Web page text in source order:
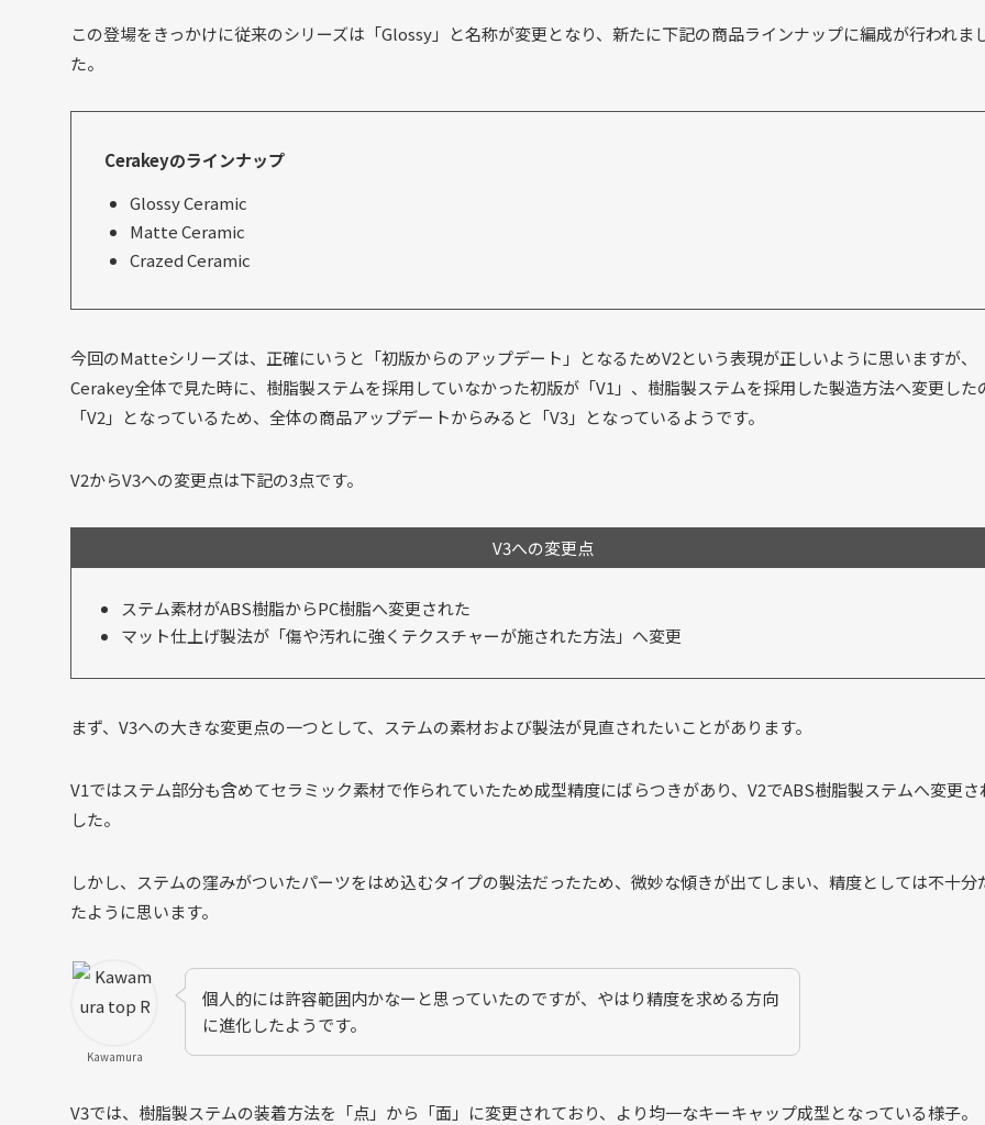
この登場をきっかけに従来のシリーズは「Glossy」と名称が変更となり、新たに下記の商品ラインナップに編成が行われま
た。
Cerakeyのラインナップ
Glossy Ceramic
Matte Ceramic
Crazed Ceramic
今回のMatteシリーズは、正確にいうと「初版からのアップデート」となるためV2という表現が正しいように思いますが、
Cerakey全体で見た時に、樹脂製ステムを採用していなかった初版が「V1」、樹脂製ステムを採用した製造方法へ変更した
「V2」となっているため、全体の商品アップデートからみると「V3」となっているようです。
V2からV3への変更点は下記の3点です。
V3への変更点
ステム素材がABS樹脂からPC樹脂へ変更された
マット仕上げ製法が「傷や汚れに強くテクスチャーが施された方法」へ変更
まず、V3への大きな変更点の一つとして、ステムの素材および製法が見直されたいことがあります。
V1ではステム部分も含めてセラミック素材で作られていたため成型精度にばらつきがあり、V2でABS樹脂製ステムへ変更さ
した。
しかし、ステムの窪みがついたパーツをはめ込むタイプの製法だったため、微妙な傾きが出てしまい、精度としては不十分
たように思います。
Kawamura
個人的には許容範囲内かなーと思っていたのですが、やはり精度を求める方向
に進化したようです。
V3では、樹脂製ステムの装着方法を「点」から「面」に変更されており、より均一なキーキャップ成型となっている様子。